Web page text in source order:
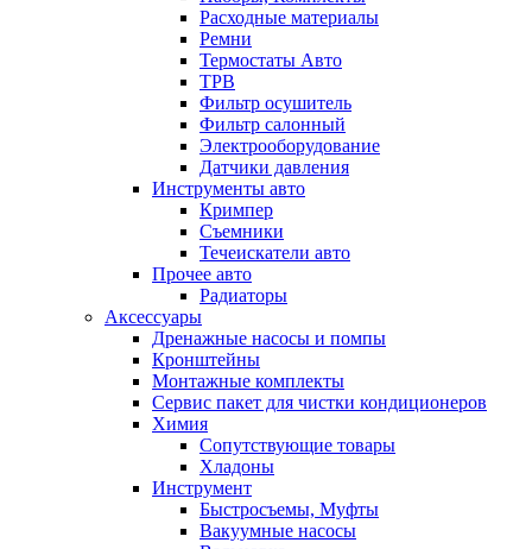
Расходные материалы
Ремни
Термостаты Авто
ТРВ
Фильтр осушитель
Фильтр салонный
Электрооборудование
Датчики давления
Инструменты авто
Кримпер
Съемники
Течеискатели авто
Прочее авто
Радиаторы
Аксессуары
Дренажные насосы и помпы
Кронштейны
Монтажные комплекты
Сервис пакет для чистки кондиционеров
Химия
Сопутствующие товары
Хладоны
Инструмент
Быстросъемы, Муфты
Вакуумные насосы